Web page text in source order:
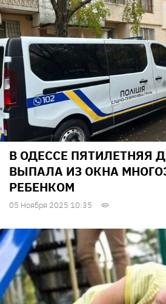
В ОДЕССЕ ПЯТИЛЕТНЯЯ
ВЫПАЛА ИЗ ОКНА
РЕБЕНКОМ
05 Ноября 2025 10:35